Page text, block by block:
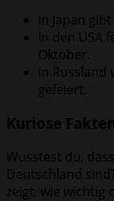
In Japan
In den USA
Oktober.
In Russland
gefeiert.
Kuriose
Wusstest du,
Deutschland
zeigt, wie wichtig